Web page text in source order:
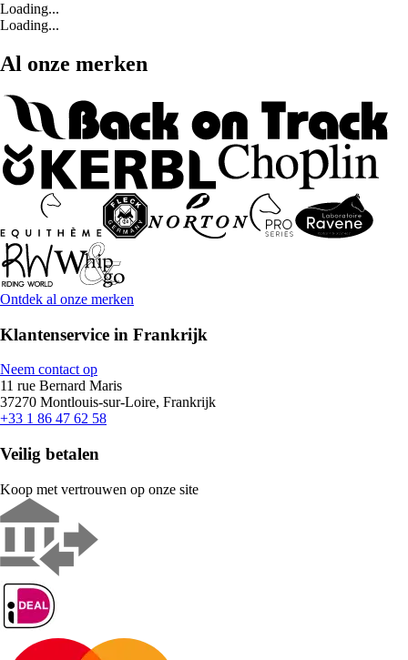
Loading...
Loading...
Al onze merken
Ontdek al onze merken
Klantenservice in Frankrijk
Neem contact op
11 rue Bernard Maris
37270 Montlouis-sur-Loire, Frankrijk
+33 1 86 47 62 58
Veilig betalen
Koop met vertrouwen op onze site